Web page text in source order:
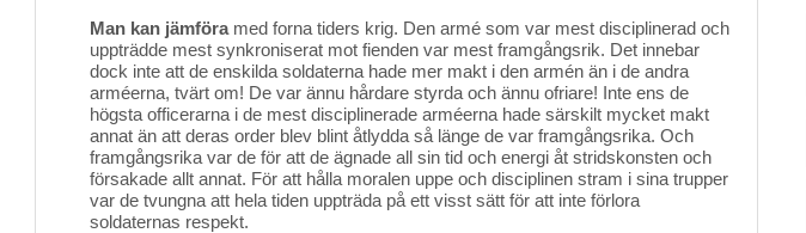
Man kan jämföramed forna tiders krig. Den armé som var mest disciplinerad och
uppträdde mest synkroniserat mot fienden var mest framgångsrik. Det innebar
dock inte att de enskilda soldaterna hade mer makt i den armén än i de andra
arméerna, tvärt om! De var ännu hårdare styrda och ännu ofriare! Inte ens de
högsta officerarna i de mest disciplinerade arméerna hade särskilt mycket makt
annat än att deras order blev blint åtlydda så länge de var framgångsrika. Och
framgångsrika var de för att de ägnade all sin tid och energi åt stridskonsten och
försakade allt annat. För att hålla moralen uppe och disciplinen stram i sina trupper
var de tvungna att hela tiden uppträda på ett visst sätt för att inte förlora
soldaternas respekt.